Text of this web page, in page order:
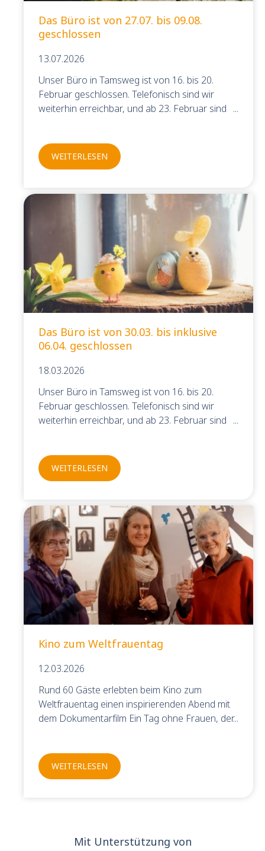
Das Büro ist von 27.07. bis 09.08.
geschlossen
13.07.2026
Unser Büro in Tamsweg ist von 16. bis 20.
Februar geschlossen. Telefonisch sind wir
weiterhin erreichbar, und ab 23. Februar sind
WEITERLESEN
Das Büro ist von 30.03. bis inklusive
06.04. geschlossen
18.03.2026
Unser Büro in Tamsweg ist von 16. bis 20.
Februar geschlossen. Telefonisch sind wir
weiterhin erreichbar, und ab 23. Februar sind
WEITERLESEN
Kino zum Weltfrauentag
12.03.2026
Rund 60 Gäste erlebten beim Kino zum
Weltfrauentag einen inspirierenden Abend mit
dem Dokumentarfilm Ein Tag ohne Frauen, der
Entwicklungen anregt.
WEITERLESEN
Mit Unterstützung von